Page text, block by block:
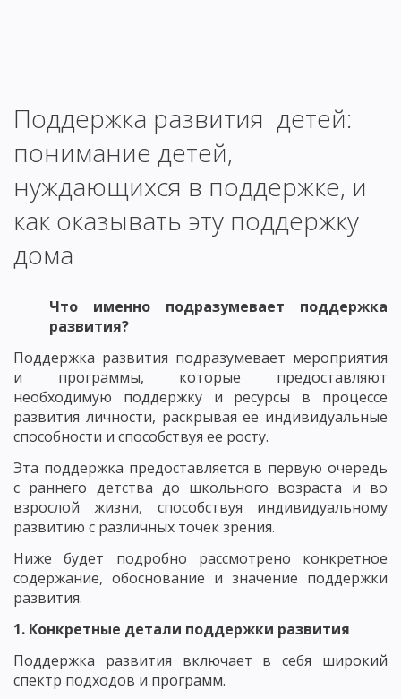
Поддержка развития детей:
понимание детей,
нуждающихся в поддержке, и
как оказывать эту поддержку
дома
Что именно подразумевает поддержка
развития?
Поддержка развития подразумевает мероприятия
и программы, которые предоставляют
необходимую поддержку и ресурсы в процессе
развития личности, раскрывая ее индивидуальные
способности и способствуя ее росту.
Эта поддержка предоставляется в первую очередь
с раннего детства до школьного возраста и во
взрослой жизни, способствуя индивидуальному
развитию с различных точек зрения.
Ниже будет подробно рассмотрено конкретное
содержание, обоснование и значение поддержки
развития.
1. Конкретные детали поддержки развития
Поддержка развития включает в себя широкий
спектр подходов и программ.